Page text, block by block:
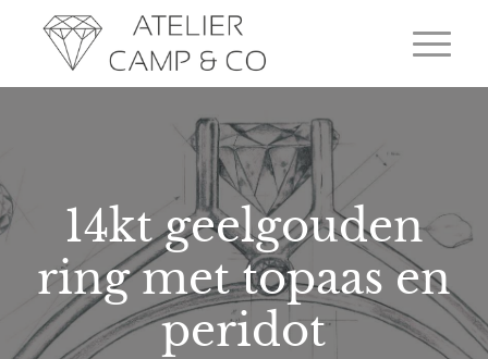
14kt geelgouden
ring met topaas en
peridot